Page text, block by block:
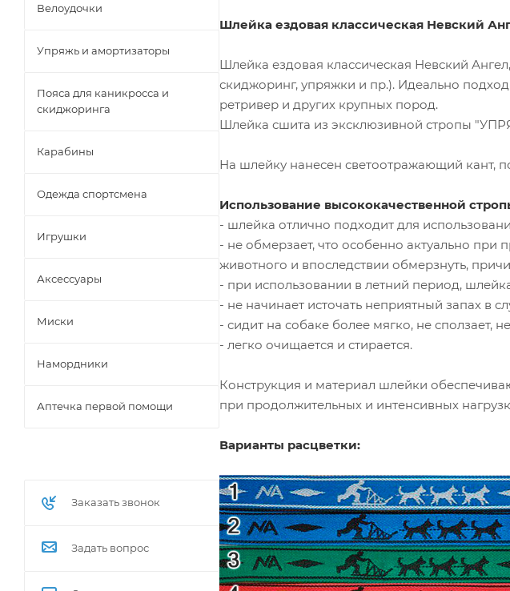
Шлейка ездовая классическая Невский
Шлейка ездовая классическая Невский
скиджоринг, упряжки и пр.). Идеально
ретривер и других крупных пород.
Шлейка сшита из эксклюзивной стропы
На шлейку нанесен светоотражающий кант,
Использование высококачественной
- шлейка отлично подходит для
- не обмерзает, что особенно актуально при
животного и впоследствии обмерзнуть,
- при использовании в летний период,
- не начинает источать неприятный запах в
- сидит на собаке более мягко, не сползает,
- легко очищается и стирается.
Конструкция и материал шлейки
при продолжительных и интенсивных
Варианты расцветки:
Велоудочки
Упряжь и амортизаторы
Пояса для каникросса и
скиджоринга
Карабины
Одежда спортсмена
Игрушки
Аксессуары
Миски
Намордники
Аптечка первой помощи
Заказать звонок
Задать вопрос